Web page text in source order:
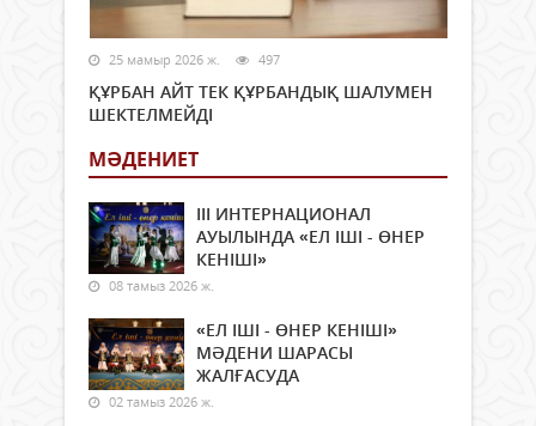
25 мамыр 2026 ж. 497
ҚҰРБАН АЙТ ТЕК ҚҰРБАНДЫҚ ШАЛУМЕН
ШЕКТЕЛМЕЙДІ
МӘДЕНИЕТ
ІІІ ИНТЕРНАЦИОНАЛ
АУЫЛЫНДА «ЕЛ ІШІ - ӨНЕР
КЕНІШІ»
08 тамыз 2026 ж.
«ЕЛ ІШІ - ӨНЕР КЕНІШІ»
МӘДЕНИ ШАРАСЫ
ЖАЛҒАСУДА
02 тамыз 2026 ж.